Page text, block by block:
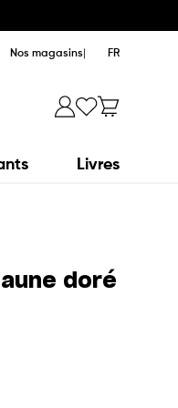
Nos magasins FR
Livres
doré